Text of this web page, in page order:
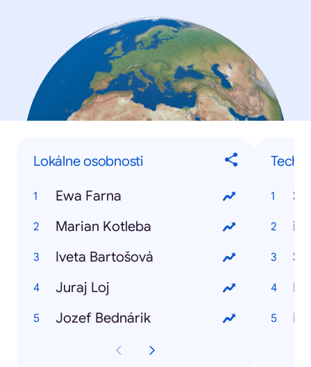
Lokálne osobnosti
Ewa Farna
Marian Kotleba
Iveta Bartošová
Juraj Loj
Jozef Bednárik